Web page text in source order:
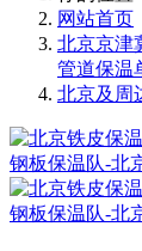
网站首页
北京京津
管道保温
北京及周